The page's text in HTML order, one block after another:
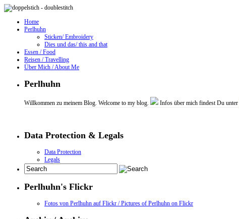
Home
Perlhuhn
Sticken/ Embroidery
Dies und das/ this and that
Essen / Food
Reisen / Travelling
Über Mich / About Me
Perlhuhn
Willkommen zu meinem Blog. Welcome to my blog. Infos über mich findest Du unter
Data Protection & Legals
Data Protection
Legals
Perlhuhn's Flickr
Fotos von Perlhuhn auf Flickr / Pictures of Perlhuhn on Flickr